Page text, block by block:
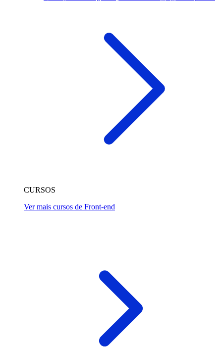
CURSOS
Ver mais cursos de Front-end